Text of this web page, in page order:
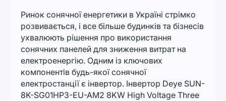
Ринок сонячної енергетики в Україні стрімко
розвивається, і все більше будинків та бізнесів
ухвалюють рішення про використання
сонячних панелей для зниження витрат на
електроенергію. Одним із ключових
компонентів будь-якої сонячної
електростанції є інвертор. Інвертор Deye SUN-
8K-SG01HP3-EU-AM2 8KW High Voltage Three